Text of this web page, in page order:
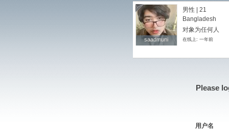
saadmuni
saadmuni
男性 | 21
Bangladesh
对象为任何人
在线上: 一年前
Please
用户名